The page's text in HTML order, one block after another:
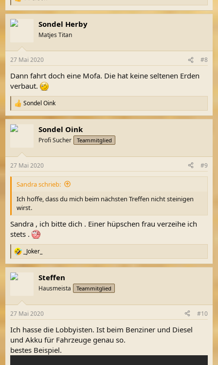
e
a
k
e
:
Sondel Herby
Matjes Titan
27 Mai 2020 #8
Dann fahrt doch eine Mofa. Die hat keine seltenen Erden
verbaut.
R
e
a
k
e
n
Sondel Oink
Sondel Oink
Profi Sucher Teammitglied
27 Mai 2020 #9
Sandra schrieb:
Ich hoffe, dass du mich beim nächsten Treffen nicht steinigen
wirst.
Sandra , ich bitte dich . Einer hüpschen frau verzeihe ich
stets .
R
e
a
k
e
:
_Joker_
Steffen
Hausmeista Teammitglied
27 Mai 2020 #10
Ich hasse die Lobbyisten. Ist beim Benziner und Diesel
und Akku für Fahrzeuge genau so.
bestes Beispiel.